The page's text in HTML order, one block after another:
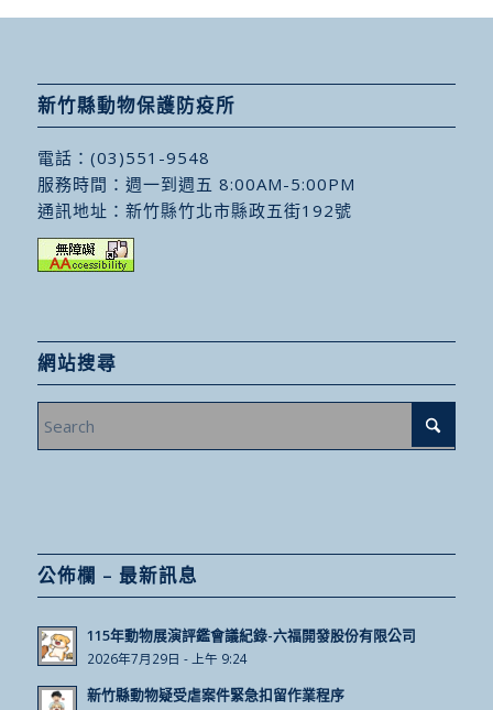
新竹縣動物保護防疫所
電話： (03)551-9548
服務時間：週一到週五 8:00AM-5:00PM
通訊地址： 新竹縣竹北市縣政五街192號
網站搜尋
公佈欄 – 最新訊息
115年動物展演評鑑會議紀錄-六福開發股份有限公司
2026年7月29日 - 上午 9:24
新竹縣動物疑受虐案件緊急扣留作業程序